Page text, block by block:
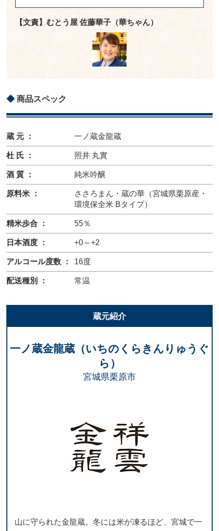
【文責】むとう屋 佐藤華子（華ちゃん）
商品スペック
蔵 元 ： 一ノ蔵金龍蔵
杜 氏 ： 照井 丸實
酒 質 ： 純米吟醸
原料米 ：
ささろまん・蔵の華（宮城県栗原産・
環境保全米 Bタイプ）
精米歩合 ： 55％
日本酒度 ： +0～+2
アルコール度数 ： 16度
配送種別 ： 常温
蔵元紹介
一ノ蔵金龍蔵（いちのくらきんりゅうぐ
ら）
宮城県栗原市
山に守られた金龍蔵。冬には米が凍るほど、宮城で一